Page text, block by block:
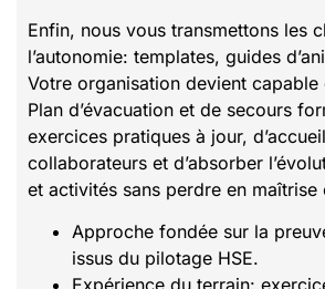
Enfin, nous vous transmettons les
l’autonomie: templates, guides
Votre organisation devient capable
Plan d’évacuation et de secours
exercices pratiques à jour,
collaborateurs et d’absorber
et activités sans perdre en maîtrise
Approche fondée sur la
issus du pilotage HSE.
Expérience du terrain: